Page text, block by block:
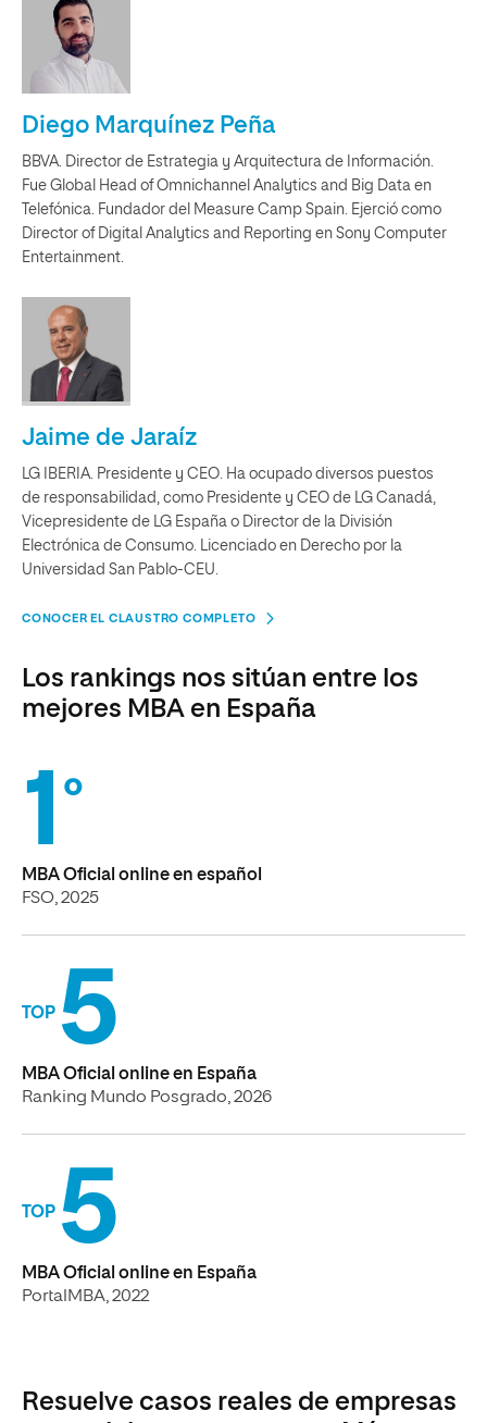
Diego Marquínez Peña
BBVA. Director de Estrategia y Arquitectura de Información.
Fue Global Head of Omnichannel Analytics and Big Data en
Telefónica. Fundador del Measure Camp Spain. Ejerció como
Director of Digital Analytics and Reporting en Sony Computer
Entertainment.
Jaime de Jaraíz
LG IBERIA. Presidente y CEO. Ha ocupado diversos puestos
de responsabilidad, como Presidente y CEO de LG Canadá,
Vicepresidente de LG España o Director de la División
Electrónica de Consumo. Licenciado en Derecho por la
Universidad San Pablo-CEU.
CONOCER EL CLAUSTRO COMPLETO
Los rankings nos sitúan entre los
mejores MBA en España
1 º
MBA Oficial online en español
FSO, 2025
TOP 5
MBA Oficial online en España
Ranking Mundo Posgrado, 2026
TOP 5
MBA Oficial online en España
PortalMBA, 2022
Resuelve casos reales de empresas